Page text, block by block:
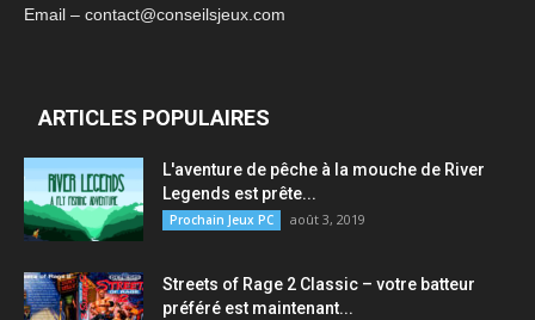
Email – contact@conseilsjeux.com
ARTICLES POPULAIRES
L'aventure de pêche à la mouche de River
Legends est prête...
Prochain Jeux PC août 3, 2019
Streets of Rage 2 Classic – votre batteur
préféré est maintenant...